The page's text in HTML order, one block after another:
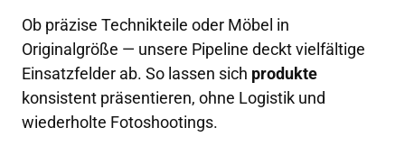
Ob präzise Technikteile oder Möbel in
Originalgröße — unsere Pipeline deckt vielfältige
Einsatzfelder ab. So lassen sich produkte
konsistent präsentieren, ohne Logistik und
wiederholte Fotoshootings.